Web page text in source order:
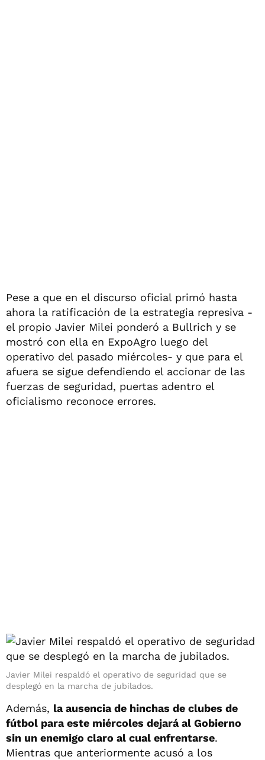
Pese a que en el discurso oficial primó hasta
ahora la ratificación de la estrategia represiva -
el propio Javier Milei ponderó a Bullrich y se
mostró con ella en ExpoAgro luego del
operativo del pasado miércoles- y que para el
afuera se sigue defendiendo el accionar de las
fuerzas de seguridad, puertas adentro el
oficialismo reconoce errores.
Javier Milei respaldó el operativo de seguridad que se
desplegó en la marcha de jubilados.
Además, la ausencia de hinchas de clubes de
fútbol para este miércoles dejará al Gobierno
sin un enemigo claro al cual enfrentarse.
Mientras que anteriormente acusó a los